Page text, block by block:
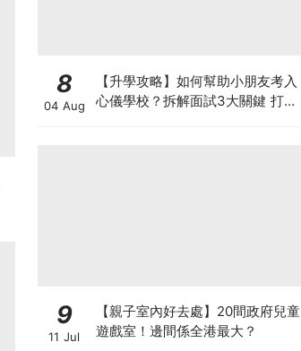
8
04 Aug
【升學攻略】如何幫助小朋友考入
心儀學校？拆解面試3大關鍵 打好
9
11 Jul
【親子室內好去處】20間政府兒童
遊戲室！邊間係全港最大？